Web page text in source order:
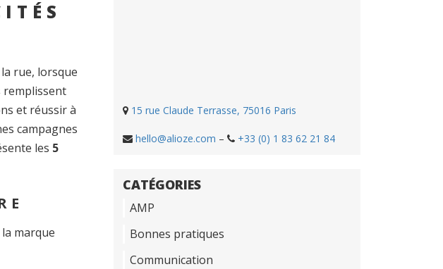
rue, lorsque
remplissent
et réussir à
campagnes
les 5
marque
15 rue Claude Terrasse, 75016 Paris
hello@alioze.com – +33 (0) 1 83 62 21 84
CATÉGORIES
AMP
Bonnes pratiques
Communication